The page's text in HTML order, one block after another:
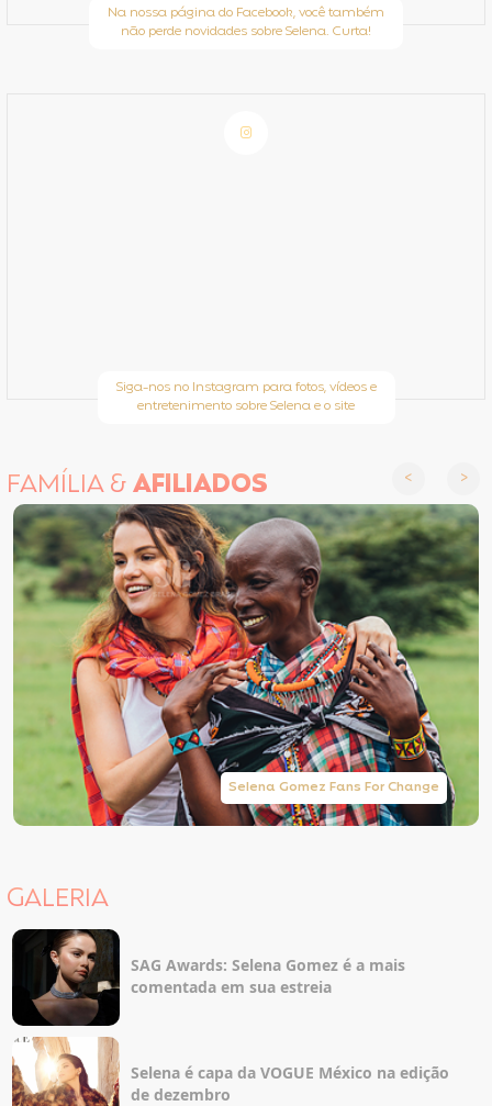
Na nossa página do Facebook, você também
não perde novidades sobre Selena. Curta!
Siga-nos no Instagram para fotos, vídeos e
entretenimento sobre Selena e o site
FAMÍLIA &AFILIADOS
Selena Gomez Fans For Change
GALERIA
SAG Awards: Selena Gomez é a mais
comentada em sua estreia
Selena é capa da VOGUE México na edição
de dezembro